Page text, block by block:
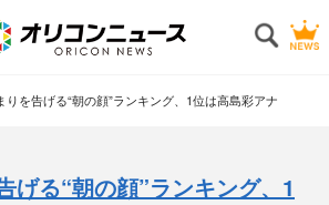
りを告げる“朝の顔”ランキング、1位は高島彩アナ
げる“朝の顔”ランキング、1